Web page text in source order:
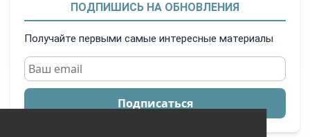
ПОДПИШИСЬ НА ОБНОВЛЕНИЯ
Получайте первыми самые интересные материалы
Подписаться